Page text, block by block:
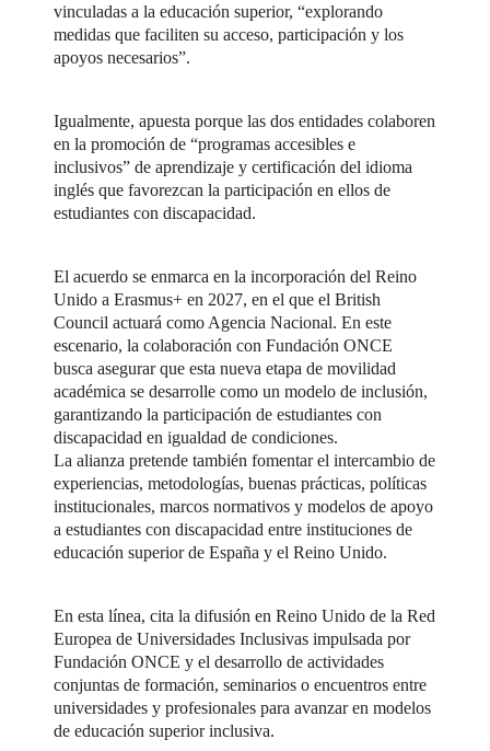
vinculadas a la educación superior, “explorando
medidas que faciliten su acceso, participación y los
apoyos necesarios”.
Igualmente, apuesta porque las dos entidades colaboren
en la promoción de “programas accesibles e
inclusivos” de aprendizaje y certificación del idioma
inglés que favorezcan la participación en ellos de
estudiantes con discapacidad.
El acuerdo se enmarca en la incorporación del Reino
Unido a Erasmus+ en 2027, en el que el British
Council actuará como Agencia Nacional. En este
escenario, la colaboración con Fundación ONCE
busca asegurar que esta nueva etapa de movilidad
académica se desarrolle como un modelo de inclusión,
garantizando la participación de estudiantes con
discapacidad en igualdad de condiciones.
La alianza pretende también fomentar el intercambio de
experiencias, metodologías, buenas prácticas, políticas
institucionales, marcos normativos y modelos de apoyo
a estudiantes con discapacidad entre instituciones de
educación superior de España y el Reino Unido.
En esta línea, cita la difusión en Reino Unido de la Red
Europea de Universidades Inclusivas impulsada por
Fundación ONCE y el desarrollo de actividades
conjuntas de formación, seminarios o encuentros entre
universidades y profesionales para avanzar en modelos
de educación superior inclusiva.